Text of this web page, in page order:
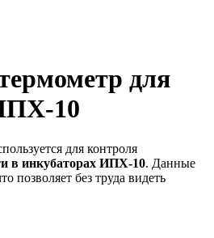
для
10
для контроля
в инкубаторах ИПХ-10. Данные
позволяет без труда видеть